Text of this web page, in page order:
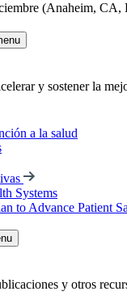
(Anaheim, CA,
y sostener la
a la salud
Systems
to Advance Patient
y otros